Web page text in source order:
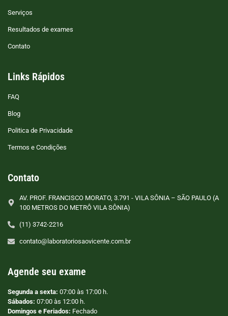
Serviços
Resultados de exames
Contato
Links Rápidos
FAQ
Blog
Politica de Privacidade
Termos e Condições
Contato
AV. PROF. FRANCISCO MORATO, 3.791 - VILA SÔNIA – SÃO PAULO (A
100 METROS DO METRÔ VILA SÔNIA)
(11) 3742-2216
contato@laboratoriosaovicente.com.br
Agende seu exame
Segunda a sexta: 07:00 às 17:00 h.
Sábados: 07:00 às 12:00 h.
Domingos e Feriados: Fechado